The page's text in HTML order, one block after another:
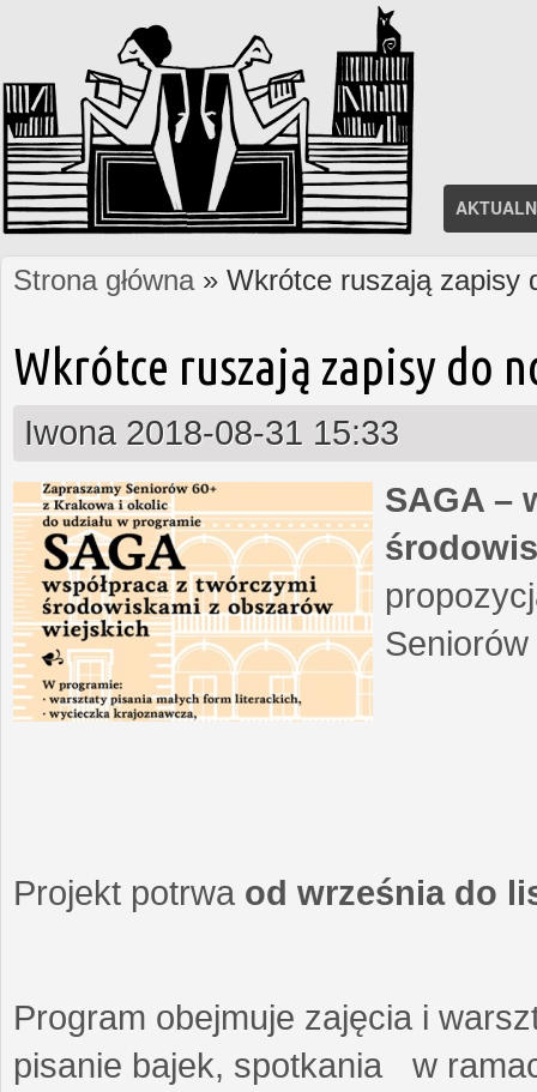
Jesteś tutaj
Strona główna» Wkrótce ruszają zapisy
Wkrótce ruszają zapisy do
Iwona 2018-08-31 15:33
SAGA –
Projekt potrwa od września do
Program obejmuje zajęcia i
pisanie bajek, spotkania w